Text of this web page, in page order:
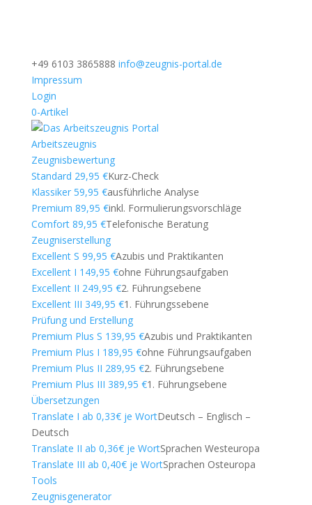
+49 6103 3865888 info@zeugnis-portal.de
Impressum
Login
0-Artikel
Arbeitszeugnis
Zeugnisbewertung
Standard 29,95 €Kurz-Check
Klassiker 59,95 €ausführliche Analyse
Premium 89,95 €inkl. Formulierungsvorschläge
Comfort 89,95 €Telefonische Beratung
Zeugniserstellung
Excellent S 99,95 €Azubis und Praktikanten
Excellent I 149,95 €ohne Führungsaufgaben
Excellent II 249,95 €2. Führungsebene
Excellent III 349,95 €1. Führungssebene
Prüfung und Erstellung
Premium Plus S 139,95 €Azubis und Praktikanten
Premium Plus I 189,95 €ohne Führungsaufgaben
Premium Plus II 289,95 €2. Führungsebene
Premium Plus III 389,95 €1. Führungsebene
Übersetzungen
Translate I ab 0,33€ je WortDeutsch – Englisch –
Deutsch
Translate II ab 0,36€ je WortSprachen Westeuropa
Translate III ab 0,40€ je WortSprachen Osteuropa
Tools
Zeugnisgenerator